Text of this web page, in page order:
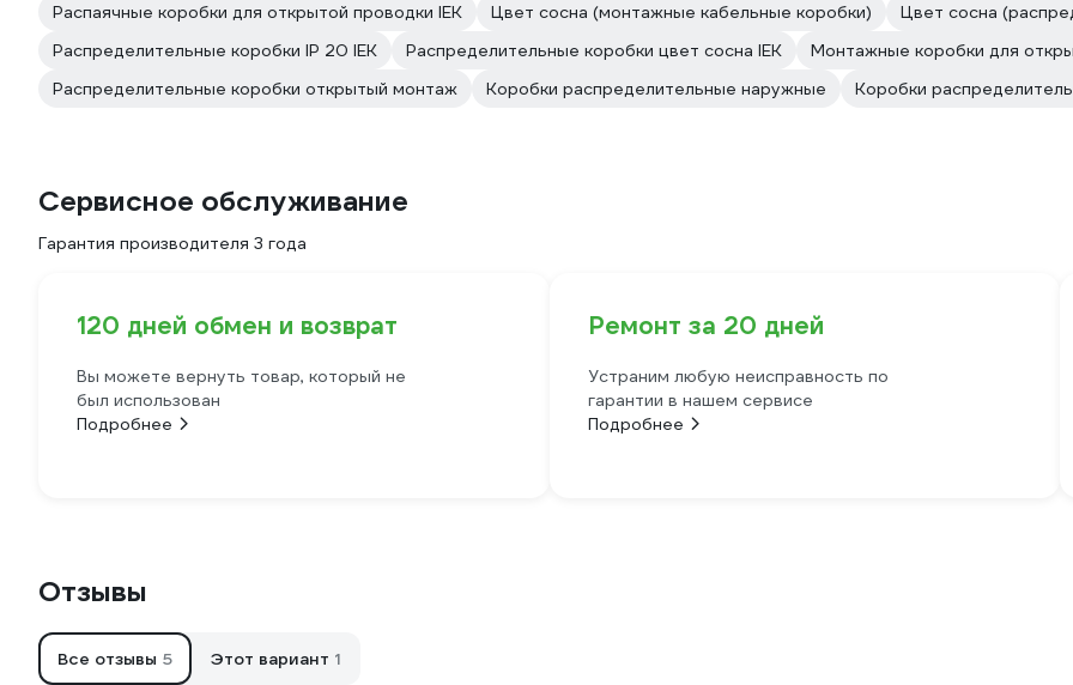
Распаячные коробки для открытой проводки IEK
Цвет сосна (монтажные кабельные коробки)
Цвет сосна
Распределительные коробки IP 20 IEK
Распределительные коробки цвет сосна IEK
Монтажные коробки для
Распределительные коробки открытый монтаж
Коробки распределительные наружные Коробки
Сервисное обслуживание
Гарантия производителя 3 года
120 дней обмен и возврат
Вы можете вернуть товар, который не
был использован
Подробнее
Ремонт за 20 дней
Устраним любую неисправность по
гарантии в нашем сервисе
Подробнее
Отзывы
Все отзывы 5 Этот вариант 1